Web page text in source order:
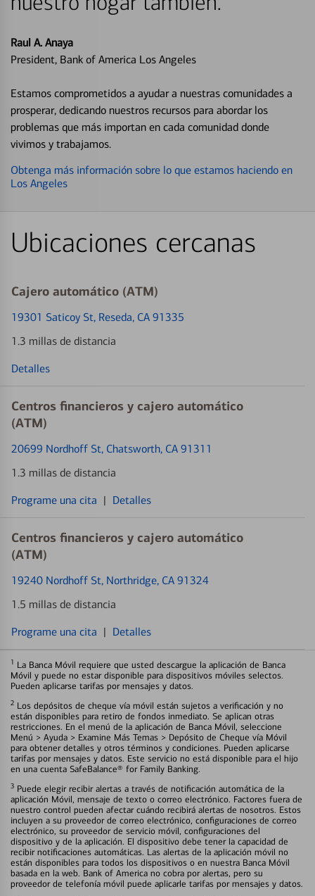
Raul A. Anaya
President, Bank of America Los Angeles
Estamos comprometidos a ayudar a nuestras comunidades a
prosperar, dedicando nuestros recursos para abordar los
problemas que más importan en cada comunidad donde
vivimos y trabajamos.
Obtenga más información sobre lo que estamos haciendo en
Los Angeles
Ubicaciones cercanas
Cajero automático (ATM)
19301 Saticoy St, Reseda, CA 91335
1.3 millas de distancia
Detalles
Centros financieros y cajero automático
(ATM)
20699 Nordhoff St, Chatsworth, CA 91311
1.3 millas de distancia
Programe una cita | Detalles
Centros financieros y cajero automático
(ATM)
19240 Nordhoff St, Northridge, CA 91324
1.5 millas de distancia
Programe una cita | Detalles
1 La Banca Móvil requiere que usted descargue la aplicación de Banca
Móvil y puede no estar disponible para dispositivos móviles selectos.
Pueden aplicarse tarifas por mensajes y datos.
2 Los depósitos de cheque vía móvil están sujetos a verificación y no
están disponibles para retiro de fondos inmediato. Se aplican otras
restricciones. En el menú de la aplicación de Banca Móvil, seleccione
Menú > Ayuda > Examine Más Temas > Depósito de Cheque vía Móvil
para obtener detalles y otros términos y condiciones. Pueden aplicarse
tarifas por mensajes y datos. Este servicio no está disponible para el hijo
en una cuenta SafeBalance® for Family Banking.
3 Puede elegir recibir alertas a través de notificación automática de la
aplicación Móvil, mensaje de texto o correo electrónico. Factores fuera de
nuestro control pueden afectar cuándo recibirá alertas de nosotros. Estos
incluyen a su proveedor de correo electrónico, configuraciones de correo
electrónico, su proveedor de servicio móvil, configuraciones del
dispositivo y de la aplicación. El dispositivo debe tener la capacidad de
recibir notificaciones automáticas. Las alertas de la aplicación móvil no
están disponibles para todos los dispositivos o en nuestra Banca Móvil
basada en la web. Bank of America no cobra por alertas, pero su
proveedor de telefonía móvil puede aplicarle tarifas por mensajes y datos.